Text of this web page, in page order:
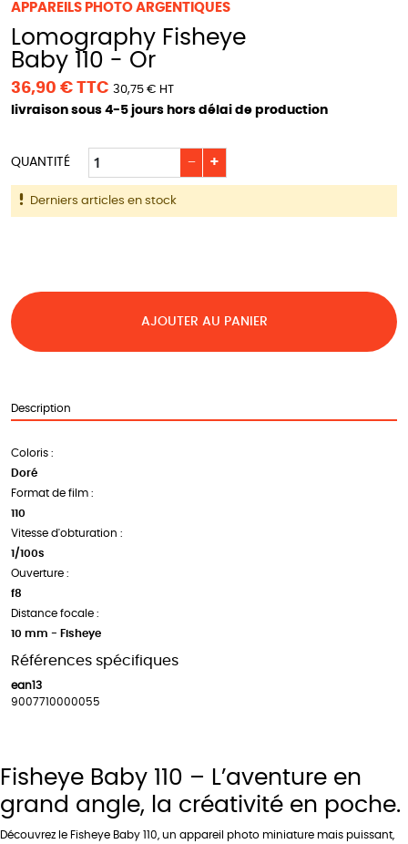
APPAREILS PHOTO ARGENTIQUES
Lomography Fisheye
Baby 110 - Or
36,90 € TTC 30,75 € HT
livraison sous 4-5 jours hors délai de production
QUANTITÉ +
−
Derniers articles en stock
AJOUTER AU PANIER
Description
Coloris :
Doré
Format de film :
110
Vitesse d'obturation :
1/100s
Ouverture :
f8
Distance focale :
10 mm - Fisheye
Références spécifiques
ean13
9007710000055
Fisheye Baby 110 – L’aventure en
grand angle, la créativité en poche.
Découvrez le Fisheye Baby 110, un appareil photo miniature mais puissant,